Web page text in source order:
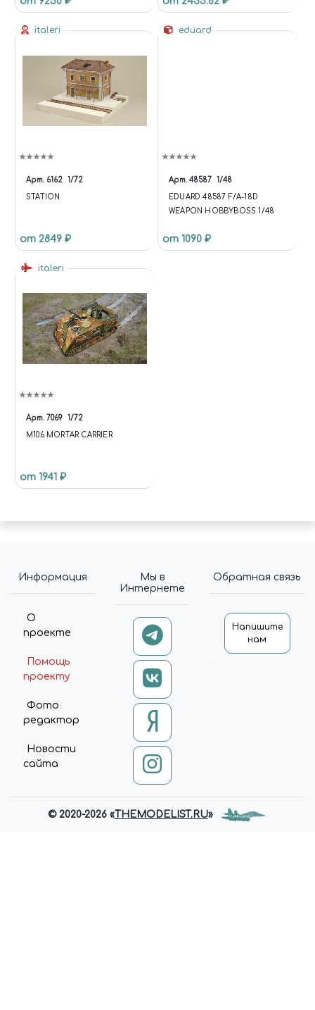
italeri
Арт. 6162 1/72
STATION
от 2849 ₽
eduard
Арт. 48587 1/48
EDUARD 48587 F/A-18D
WEAPON HOBBYBOSS 1/48
от 1090 ₽
italeri
Арт. 7069 1/72
M106 MORTAR CARRIER
от 1941 ₽
Информация
О
проекте
Помощь
проекту
Фото
редактор
Новости
сайта
Мы в
Интернете
Обратная связь
Напишите
нам
© 2020-2026 «THEMODELIST.RU»